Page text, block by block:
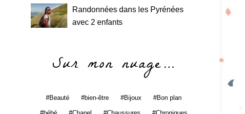
Randonnées dans les Pyrénées
avec 2 enfants
Sur mon nuage…
Beauté bien-être Bijoux Bon plan